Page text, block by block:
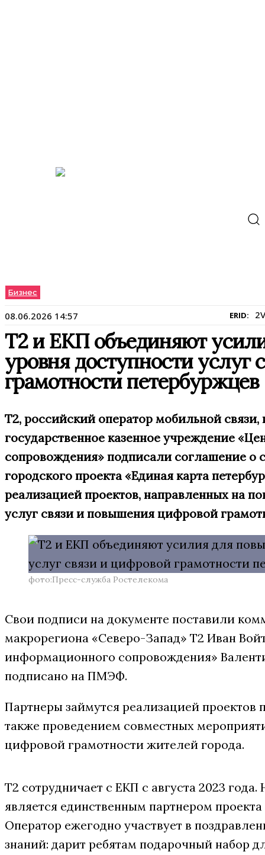
Бизнес
08.06.2026 14:57 ERID:
Т2 и ЕКП объединяют
уровня доступности услуг
грамотности петербуржцев
T2, российский оператор мобильной связи,
государственное казенное учреждение
сопровождения» подписали соглашение о
городского проекта «Единая карта
реализацией проектов, направленных на
услуг связи и повышения цифровой
фото:Пресс-служба Ростелекома
Свои подписи на документе поставили
макрорегиона «Северо-Запад» T2 Иван
информационного сопровождения»
подписано на ПМЭФ.
Партнеры займутся реализацией
также проведением совместных
цифровой грамотности жителей города.
T2 сотрудничает с ЕКП с августа 2023
является единственным партнером
Оператор ежегодно участвует в
знаний: дарит ребятам подарочный набор